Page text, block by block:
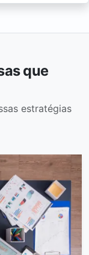
que
estratégias